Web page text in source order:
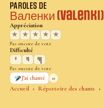
Accueil Répertoire des chants
PAROLES DE
Валенки (Valenki)
Appréciation
★
★ ★ ★ ★
Pas encore de vote
Difficulté
Pas encore de vote
J’ai chanté
0